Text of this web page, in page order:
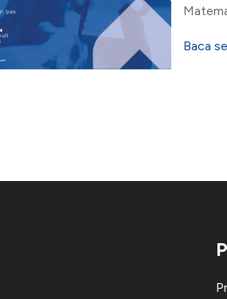
Baca